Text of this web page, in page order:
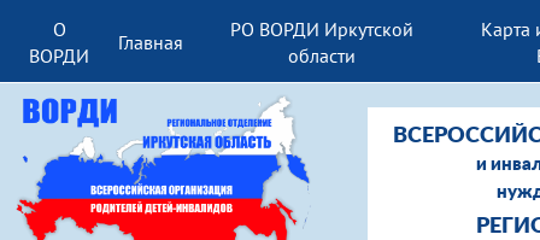
О
ВОРДИ
Главная
РО ВОРДИ Иркутской
области
Карта
и